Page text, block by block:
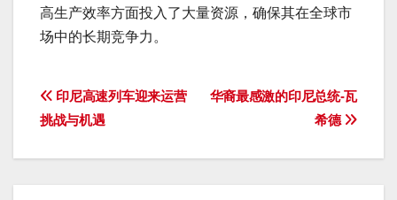
高生产效率方面投入了大量资源，确保其在全球市
场中的长期竞争力。
文
章
华裔最感激的印尼总统-瓦
希德
印尼高速列车迎来运营
挑战与机遇